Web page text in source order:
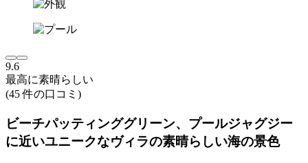
9.6
最高に素晴らしい
(45 件の口コミ)
ビーチパッティンググリーン、プールジャグジー
に近いユニークなヴィラの素晴らしい海の景色